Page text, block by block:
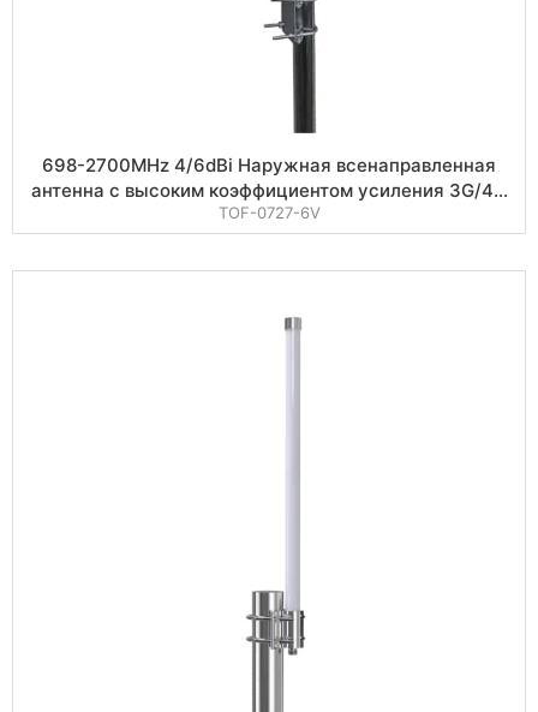
698-2700MHz 4/6dBi Наружная всенаправленная
антенна с высоким коэффициентом усиления 3G/4G
LTE
TOF-0727-6V